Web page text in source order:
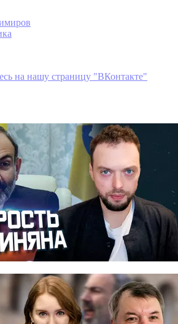
на нашу страницу "ВКонтакте"